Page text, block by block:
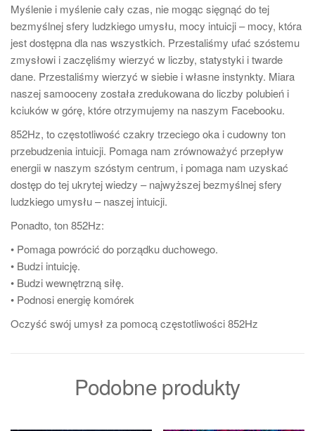
Myślenie i myślenie cały czas, nie mogąc sięgnąć do tej
bezmyślnej sfery ludzkiego umysłu, mocy intuicji – mocy, która
jest dostępna dla nas wszystkich. Przestaliśmy ufać szóstemu
zmysłowi i zaczęliśmy wierzyć w liczby, statystyki i twarde
dane. Przestaliśmy wierzyć w siebie i własne instynkty. Miara
naszej samooceny została zredukowana do liczby polubień i
kciuków w górę, które otrzymujemy na naszym Facebooku.
852Hz, to częstotliwość czakry trzeciego oka i cudowny ton
przebudzenia intuicji. Pomaga nam zrównoważyć przepływ
energii w naszym szóstym centrum, i pomaga nam uzyskać
dostęp do tej ukrytej wiedzy – najwyższej bezmyślnej sfery
ludzkiego umysłu – naszej intuicji.
Ponadto, ton 852Hz:
• Pomaga powrócić do porządku duchowego.
• Budzi intuicję.
• Budzi wewnętrzną siłę.
• Podnosi energię komórek
Oczyść swój umysł za pomocą częstotliwości 852Hz
Podobne produkty